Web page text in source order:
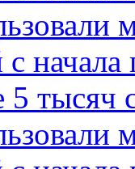
с
5 тысяч